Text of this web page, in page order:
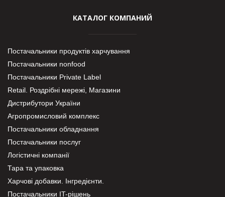
КАТАЛОГ КОМПАНИЙ
Постачальники продуктів харчування
Постачальники nonfood
Постачальники Private Label
Retail. Роздрібні мережі, Магазини
Дистрибутори України
Агропромисловий комплекс
Постачальники обладнання
Постачальники послуг
Логістичні компанії
Тара та упаковка
Харчові добавки. Інгредієнти.
Постачальники IT-рішень